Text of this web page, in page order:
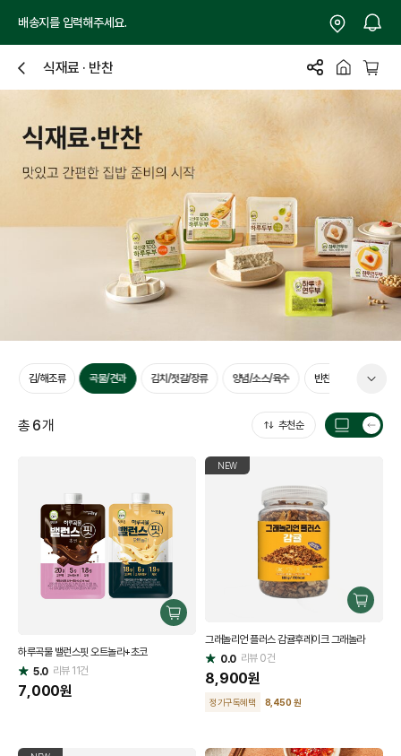
배송지를 입력해주세요.
닫
기
식재료 · 반찬
김/해조류 곡물/견과 김치/젓갈/장류 양념/소스/육수 반찬류
총6개 추천순
목
구
하루곡물 밸런스핏 오트놀라+초코
별
점
5.0 리뷰11건
7,000원
NEW
구
하
그래놀리언 플러스 감귤후레이크 그래놀라
별
점
0.0 리뷰0건
8,900원
정기구독혜택 8,450 원